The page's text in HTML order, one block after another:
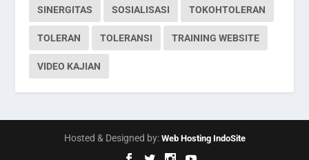
SINERGITAS SOSIALISASI TOKOHTOLERAN
TOLERAN TOLERANSI TRAINING WEBSITE
VIDEO KAJIAN
Hosted & Designed by: Web Hosting IndoSite